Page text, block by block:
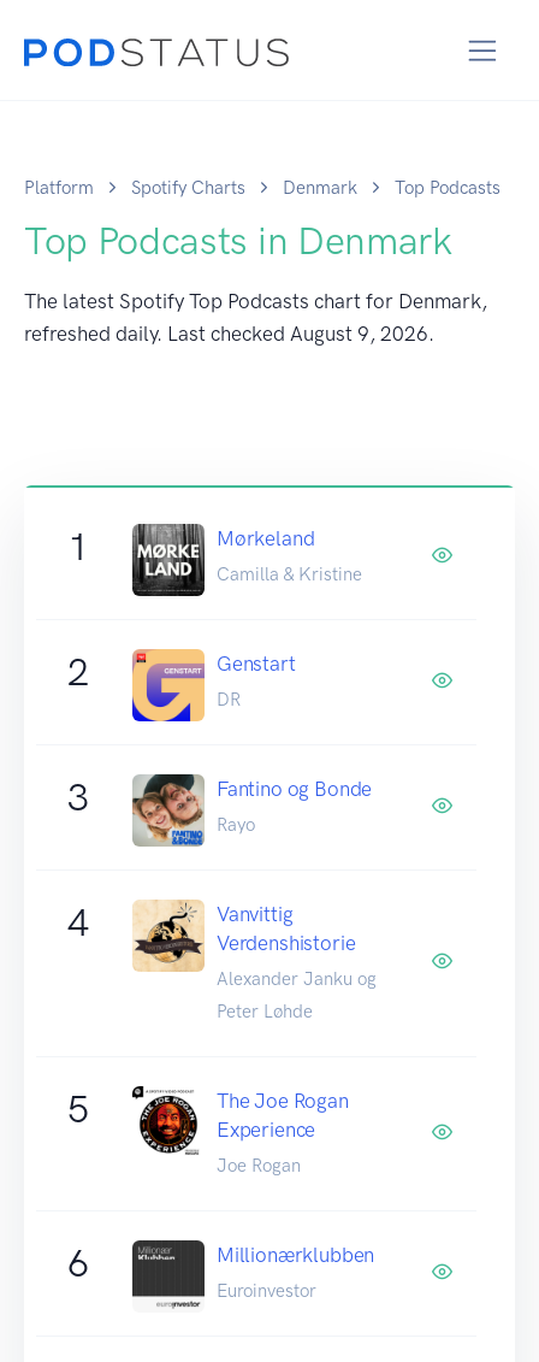
Platform Spotify Charts Denmark Top Podcasts
Top Podcasts in Denmark
The latest Spotify Top Podcasts chart for Denmark,
refreshed daily. Last checked August 9, 2026.
1 Mørkeland
Camilla & Kristine
2 Genstart
DR
3 Fantino og Bonde
Rayo
4
Vanvittig
Verdenshistorie
Alexander Janku og
Peter Løhde
5
The Joe Rogan
Experience
Joe Rogan
6 Millionærklubben
Euroinvestor